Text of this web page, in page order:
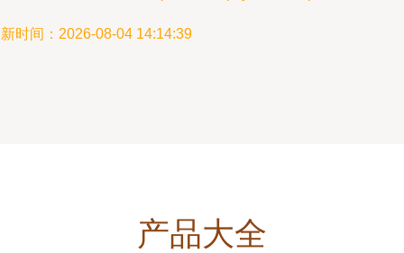
时间：2026-08-04 14:14:39
产品大全